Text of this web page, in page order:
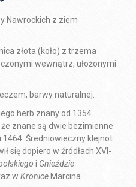
Nawrockich z ziem
złota (koło) z trzema
wewnątrz, ułożonymi
barwy naturalnej.
herb znany od 1354
znane są dwie bezimienne
1464 . Średniowieczny klejnot
się dopiero w źródłach XVI-
i Gnieździe
w Kronice Marcina